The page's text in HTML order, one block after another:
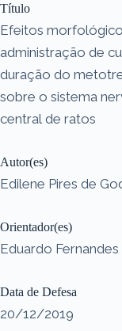
Título
Efeitos
administração de
duração do
sobre o sistema
central de ratos
Autor(es)
Edilene Pires de
Orientador(es)
Eduardo
Data de Defesa
20/12/2019